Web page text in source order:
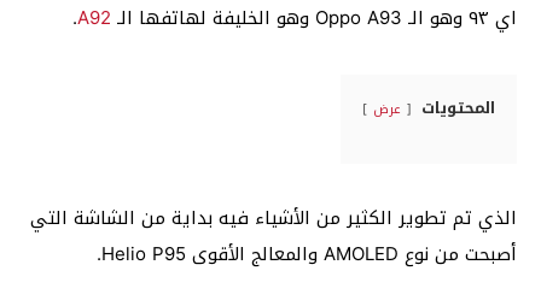
اي ٩٣ وهو الـ Oppo A93 وهو الخليفة لهاتفها الـ
A92
.
المحتويات عرض
الذي تم تطوير الكثير من الأشياء فيه بداية من الشاشة التي
أصبحت من نوع AMOLED والمعالج الأقوى Helio P95.